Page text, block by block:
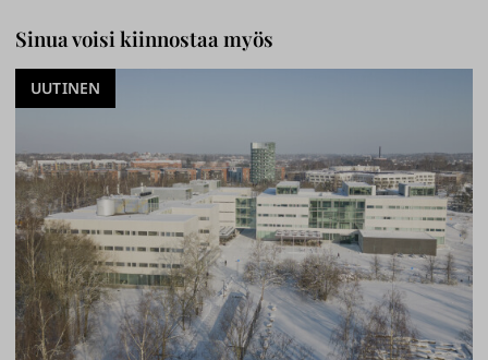
Sinua voisi kiinnostaa myös
UUTINEN